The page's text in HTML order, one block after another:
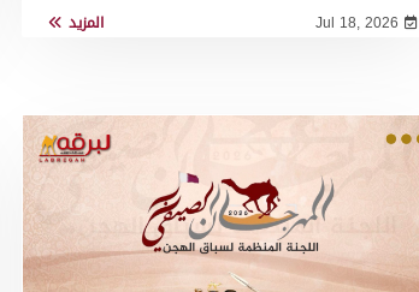
Jul 18, 2026 المزيد